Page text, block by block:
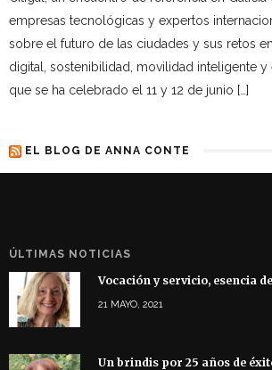
empresas tecnológicas y expertos
sobre el futuro de las ciudades y sus retos
digital, sostenibilidad, movilidad inteligente y
que se ha celebrado el 11 y 12 de junio […]
EL BLOG DE ANNA CONTE
ÚLTIMAS NOTICIAS
Vocación y servicio, esencia
21 MAYO, 2021
Un brindis por 25 años de